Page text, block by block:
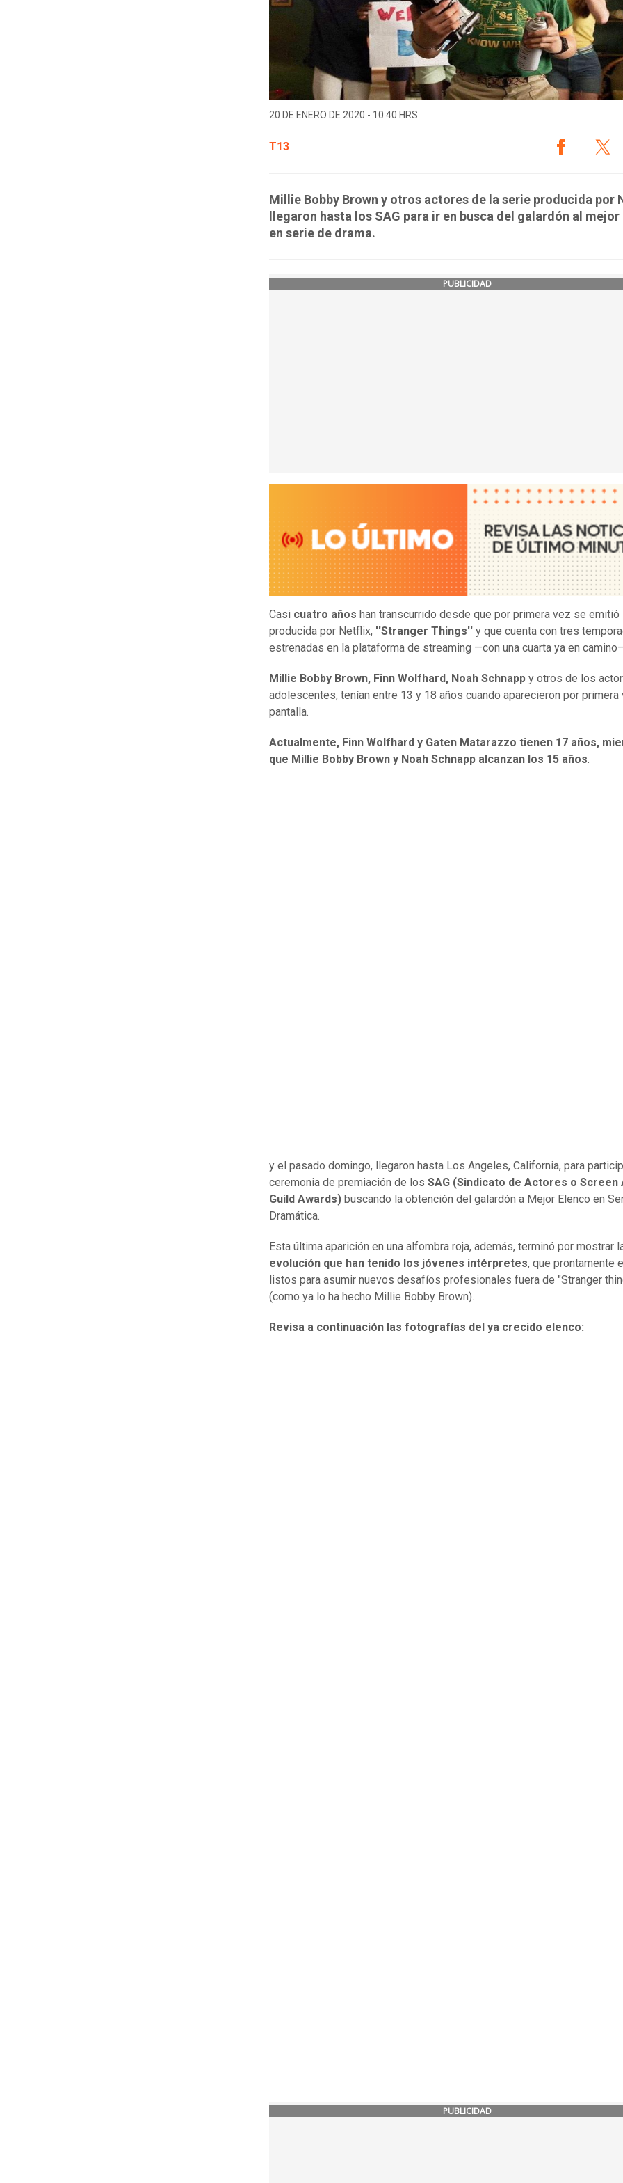
20 DE ENERO DE 2020 - 10:40 HRS.
T13
Millie Bobby Brown y otros actores de la serie producida por
llegaron hasta los SAG para ir en busca del galardón al
en serie de drama.
PUBLICIDAD
Casi cuatro años han transcurrido desde que por primera vez se emitió
producida por Netflix, ''Stranger Things'' y que cuenta con tres
estrenadas en la plataforma de streaming —con una cuarta ya en
Millie Bobby Brown, Finn Wolfhard, Noah Schnapp y otros de los
adolescentes, tenían entre 13 y 18 años cuando aparecieron por primera
pantalla.
Actualmente, Finn Wolfhard y Gaten Matarazzo tienen 17 años,
que Millie Bobby Brown y Noah Schnapp alcanzan los 15 años.
y el pasado domingo, llegaron hasta Los Angeles, California, para
ceremonia de premiación de los SAG (Sindicato de Actores o Screen
Guild Awards) buscando la obtención del galardón a Mejor Elenco en
Dramática.
Esta última aparición en una alfombra roja, además, terminó por mostrar
evolución que han tenido los jóvenes intérpretes, que prontamente
listos para asumir nuevos desafíos profesionales fuera de "Stranger
(como ya lo ha hecho Millie Bobby Brown).
Revisa a continuación las fotografías del ya crecido elenco:
PUBLICIDAD